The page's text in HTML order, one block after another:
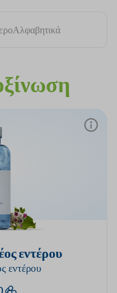
συμπληρώνεται
του.
βίγκαν
Αλφαβητικά
εντέρου
εντέρου